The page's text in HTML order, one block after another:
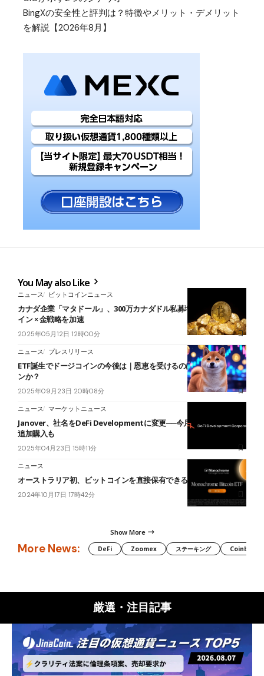
BingXの安全性と評判は？特徴やメリット・デメリット
を解説【2026年8月】
You May also Like
ニュース ビットコインニュース
カナダ企業「マタドール」、300万カナダドル私募増資──ビットコ
イン × 金戦略を加速
2025年05月12日 12時00分
ニュース プレスリリース
ETF誕生でドージコインの今後は｜恩恵を受けるのはDOGE関連コイ
ンか？
2025年09月23日 20時08分
ニュース マーケットニュース
Janover、社名をDeFi Developmentに変更──今月4回目のソラナ
追加購入も
2025年04月23日 15時11分
ニュース
オーストラリア初、ビットコインを直接保有できるETFが上場
2024年10月17日 17時42分
Show More
More News: DeFi Zoomex ステーキング Coinbase
厳選・注目記事